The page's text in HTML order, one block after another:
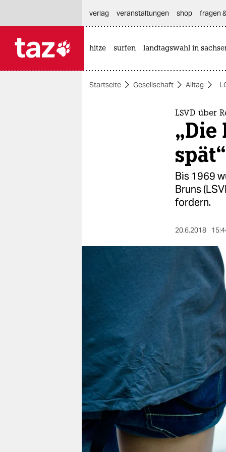
themen
nord
veranstaltungen
shop
fragen & hilfe
unterstützen
abo
genossenschaft
verlag
veranstaltungen shop fragen
hitze surfen landtagswahl in
Startseite Gesellschaft Alltag
LSVD über
„Die
spät“
Bis 1969
Bruns
fordern.
20.6.2018